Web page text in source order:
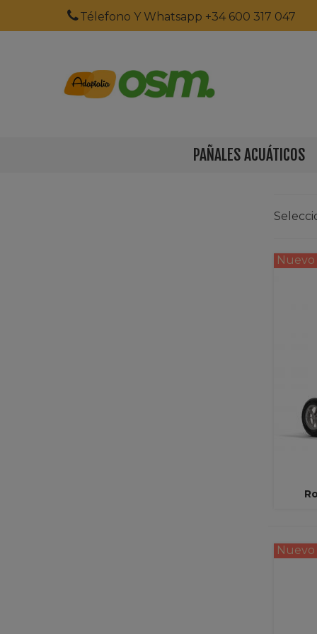
Télefono Y Whatsapp +34 600 317 047
PAÑALES ACUÁTICOS
Nuevo
Nuevo